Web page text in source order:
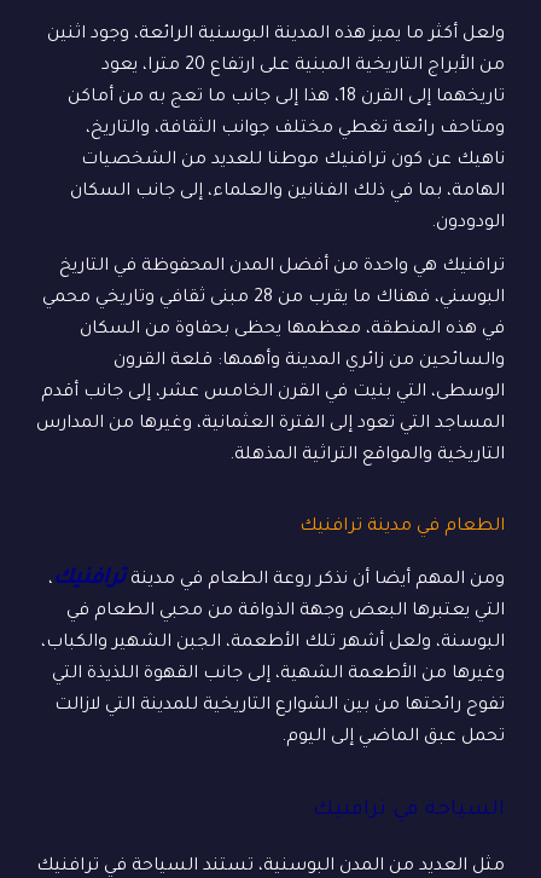
ولعل أكثر ما يميز هذه المدينة البوسنية الرائعة، وجود اثنين
من الأبراج التاريخية المبنية على ارتفاع 20 مترا، يعود
تاريخهما إلى القرن 18، هذا إلى جانب ما تعج به من أماكن
ومتاحف رائعة تغطي مختلف جوانب الثقافة، والتاريخ،
ناهيك عن كون ترافنيك موطنا للعديد من الشخصيات
الهامة، بما في ذلك الفنانين والعلماء، إلى جانب السكان
الودودون.
ترافنيك هي واحدة من أفضل المدن المحفوظة في التاريخ
البوسني، فهناك ما يقرب من 28 مبنى ثقافي وتاريخي محمي
في هذه المنطقة، معظمها يحظى بحفاوة من السكان
والسائحين من زائري المدينة وأهمها: قلعة القرون
الوسطى، التي بنيت في القرن الخامس عشر، إلى جانب أقدم
المساجد التي تعود إلى الفترة العثمانية، وغيرها من المدارس
التاريخية والمواقع التراثية المذهلة.
الطعام في مدينة ترافنيك
ومن المهم أيضا أن نذكر روعة الطعام في مدينةترافنيك،
التي يعتبرها البعض وجهة الذواقة من محبي الطعام في
البوسنة، ولعل أشهر تلك الأطعمة، الجبن الشهير والكباب،
وغيرها من الأطعمة الشهية، إلى جانب القهوة اللذيذة التي
تفوح رائحتها من بين الشوارع التاريخية للمدينة التي لازالت
تحمل عبق الماضي إلى اليوم.
السياحة في ترافنيك
مثل العديد من المدن البوسنية، تستند السياحة في ترافنيك